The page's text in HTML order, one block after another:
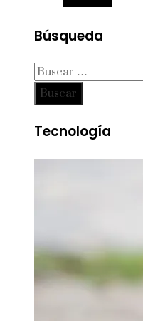
Búsqueda
Buscar:
Tecnología